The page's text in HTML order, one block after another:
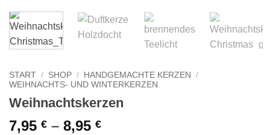
START / SHOP / HANDGEMACHTE KERZEN
/
WEIHNACHTS- UND WINTERKERZEN
Weihnachtskerzen
7,95 € – 8,95 €